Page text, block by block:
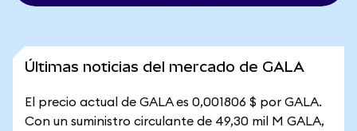
Últimas noticias del mercado de GALA
El precio actual de GALA es 0,001806 $ por GALA.
Con un suministro circulante de 49,30 mil M GALA,